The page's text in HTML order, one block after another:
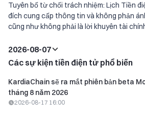
Tuyên bố từ chối trách nhiệm: Lịch Tiền
đích cung cấp thông tin và không phản
cũng như không phải là lời khuyên tài
2026-08-07
Các sự kiện tiền điện tử phổ biến
KardiaChain sẽ ra mắt phiên bản beta
tháng 8 năm 2026
2026-08-17 16:00